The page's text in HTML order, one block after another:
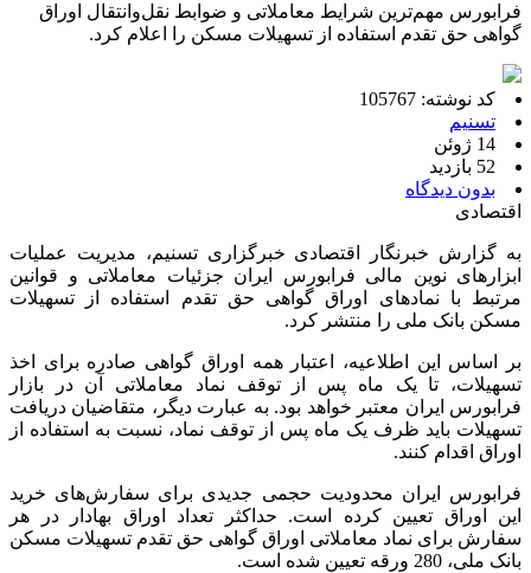
فرابورس مهم‌ترین شرایط معاملاتی و ضوابط نقل‌وانتقال اوراق
گواهی حق تقدم استفاده از تسهیلات مسکن را اعلام کرد.
کد نوشته: 105767
تسنیم
14 ژوئن
52 بازدید
بدون دیدگاه
اقتصادی
به گزارش خبرنگار اقتصادی خبرگزاری تسنیم، مدیریت عملیات
ابزارهای نوین مالی فرابورس ایران جزئیات معاملاتی و قوانین
مرتبط با نمادهای اوراق گواهی حق تقدم استفاده از تسهیلات
مسکن بانک ملی را منتشر کرد.
بر اساس این اطلاعیه، اعتبار همه اوراق گواهی صادره برای اخذ
تسهیلات، تا یک ماه پس از توقف نماد معاملاتی آن در بازار
فرابورس ایران معتبر خواهد بود. به عبارت دیگر، متقاضیان دریافت
تسهیلات باید ظرف یک ماه پس از توقف نماد، نسبت به استفاده از
اوراق اقدام کنند.
فرابورس ایران محدودیت حجمی جدیدی برای سفارش‌های خرید
این اوراق تعیین کرده است. حداکثر تعداد اوراق بهادار در هر
سفارش برای نماد معاملاتی اوراق گواهی حق تقدم تسهیلات مسکن
بانک ملی، 280 ورقه تعیین شده است.